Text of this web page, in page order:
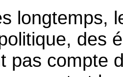
longtemps,
des
pas compte